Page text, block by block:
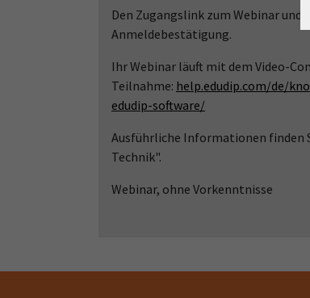
Den Zugangslink zum Webinar und
Anmeldebestätigung.
Ihr Webinar läuft mit dem Video-
Teilnahme: help.edudip.com/de/
edudip-software/
Ausführliche Informationen finden
Technik".
Webinar, ohne Vorkenntnisse